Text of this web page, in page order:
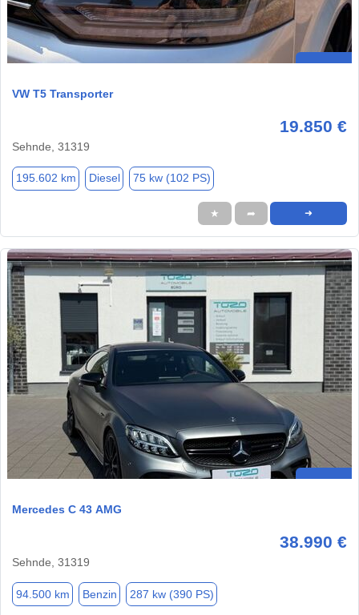
VW T5 Transporter
19.850 €
Sehnde, 31319
195.602 km Diesel 75 kw (102 PS)
★ ➦ ➜
Mercedes C 43 AMG
38.990 €
Sehnde, 31319
94.500 km Benzin 287 kw (390 PS)